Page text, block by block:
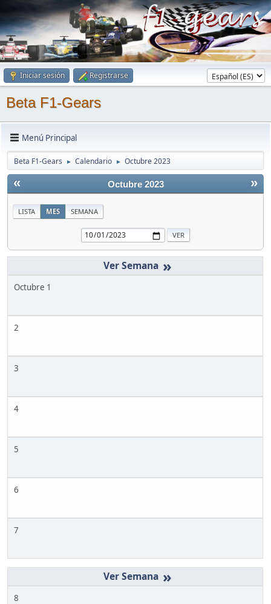
Iniciar sesión Registrarse
Beta F1-Gears
Menú Principal
Beta F1-Gears ► Calendario ► Octubre 2023
« »
Octubre 2023
LISTA MES SEMANA
»
Octubre 1
2
3
4
5
6
7
»
8